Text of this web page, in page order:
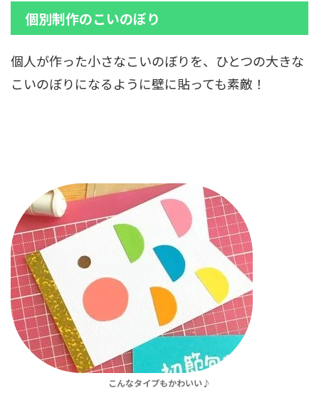
個別制作のこいのぼり
個人が作った小さなこいのぼりを、ひとつの大きな
こいのぼりになるように壁に貼っても素敵！
こんなタイプもかわいい♪